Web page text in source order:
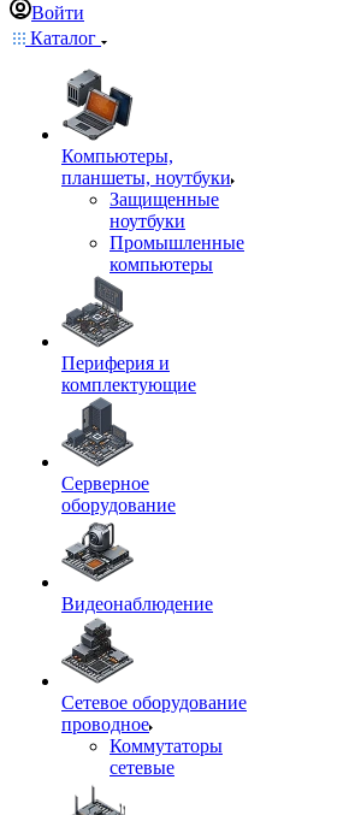
Войти
Каталог
Компьютеры,
планшеты, ноутбуки
Защищенные
ноутбуки
Промышленные
компьютеры
Периферия и
комплектующие
Серверное
оборудование
Видеонаблюдение
Сетевое оборудование
проводное
Коммутаторы
сетевые